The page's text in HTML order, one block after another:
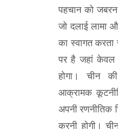
पहचान को
जो दलाई लामा
का स्वागत
पर है जहां केवल
होगा। चीन
आक्रामक
अपनी रणनीतिक
करनी होगी।